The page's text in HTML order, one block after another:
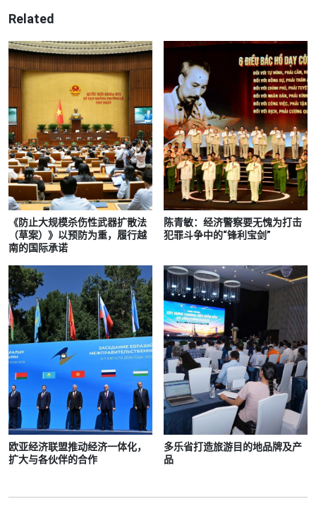
Related
《防止大规模杀伤性武器扩散法
（草案）》以预防为重，履行越
南的国际承诺
陈青敏：经济警察要无愧为打击
犯罪斗争中的“锋利宝剑”
欧亚经济联盟推动经济一体化，
扩大与各伙伴的合作
多乐省打造旅游目的地品牌及产
品